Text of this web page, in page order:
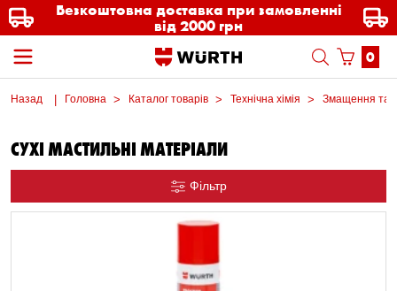
Безкоштовна доставка при замовленні
від 2000 грн
0
Назад Головна Каталог товарів Технічна хімія Змащення та
СУХІ МАСТИЛЬНІ МАТЕРІАЛИ
Фільтр